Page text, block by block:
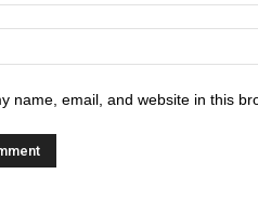
name, email, and website in this